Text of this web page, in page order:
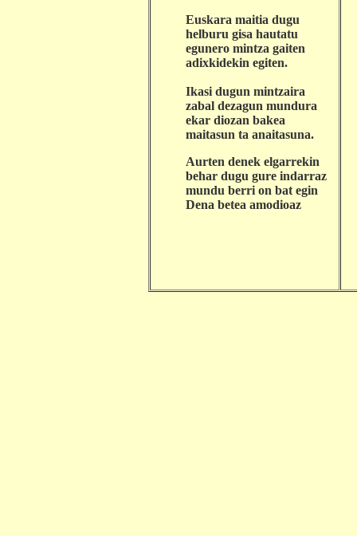
Euskara maitia dugu
helburu gisa hautatu
egunero mintza gaiten
adixkidekin egiten.
Ikasi dugun mintzaira
zabal dezagun mundura
ekar diozan bakea
maitasun ta anaitasuna.
Aurten denek elgarrekin
behar dugu gure indarraz
mundu berri on bat egin
Dena betea amodioaz